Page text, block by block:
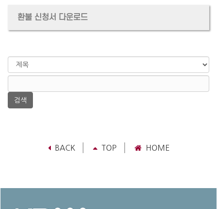
환불 신청서 다운로드
색
상
색
BACK TOP HOME